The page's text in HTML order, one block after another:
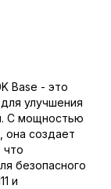
Base - это
улучшения
С мощностью
она создает
что
безопасного
и